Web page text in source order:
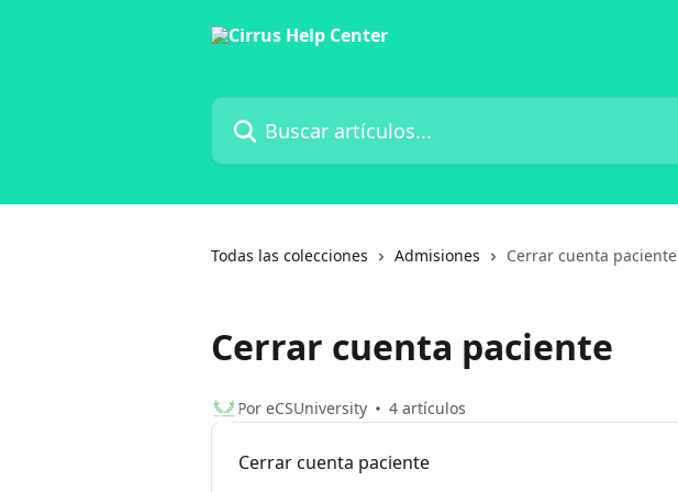
Buscar artículos...
Todas las colecciones Admisiones Cerrar cuenta paciente
Cerrar cuenta paciente
Por eCSUniversity 4 artículos
Cerrar cuenta paciente